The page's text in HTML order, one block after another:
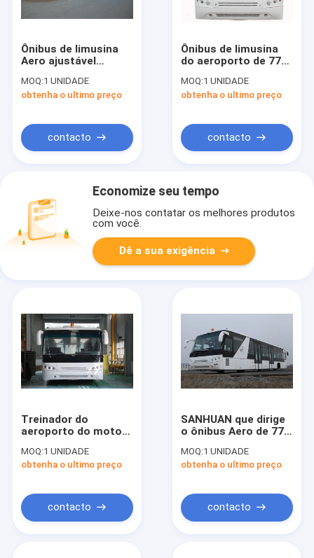
Ônibus de limusina
Aero ajustável
aeroporto do ônibus
de Seat do motor
MOQ:1 UNIDADE
obtenha o ultimo preço
contacto
Ônibus de limusina
do aeroporto de 77
4 portas de abertura
dobro pneumáticas
MOQ:1 UNIDADE
obtenha o ultimo preço
contacto
Economize seu tempo
Deixe-nos contatar os melhores produtos
com você.
Dê a sua exigência
Treinador do
aeroporto do motor
ônibus de transfer
do aeroporto de 102
MOQ:1 UNIDADE
obtenha o ultimo preço
contacto
SANHUAN que dirige
o ônibus Aero de 77
suspensão
pneumática
MOQ:1 UNIDADE
obtenha o ultimo preço
contacto